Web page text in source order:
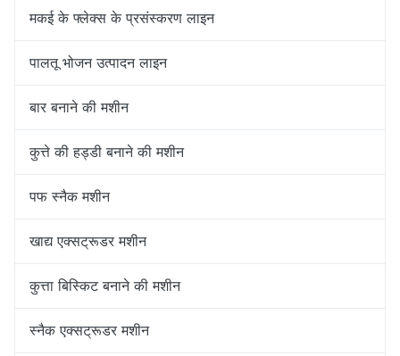
मकई के फ्लेक्स के प्रसंस्करण लाइन
पालतू भोजन उत्पादन लाइन
बार बनाने की मशीन
कुत्ते की हड्डी बनाने की मशीन
पफ स्नैक मशीन
खाद्य एक्सट्रूडर मशीन
कुत्ता बिस्किट बनाने की मशीन
स्नैक एक्सट्रूडर मशीन